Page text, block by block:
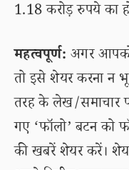
1.18 करोड़ रुपये का
महत्वपूर्ण: अगर
तो इसे शेयर करना
तरह के लेख/समाचार
गए ‘फॉलो’ बटन को
की खबरें शेयर करें।